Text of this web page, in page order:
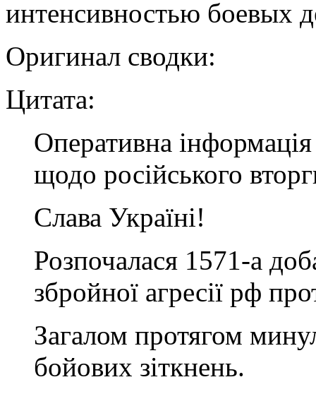
интенсивностью боевых
Оригинал сводки:
Цитата:
Оперативна
щодо російського
Слава Україні!
Розпочалася 1571-а
збройної агресії рф
Загалом протягом
бойових зіткнень.